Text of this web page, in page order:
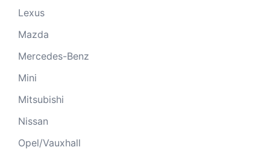
Lexus
Mazda
Mercedes-Benz
Mini
Mitsubishi
Nissan
Opel/Vauxhall